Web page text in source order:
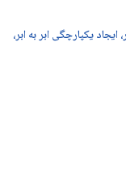
ایجاد یکپارچگی ابر به ابر،